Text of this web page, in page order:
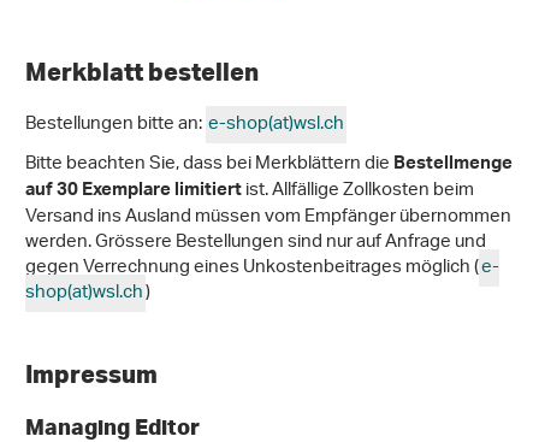
Merkblatt bestellen
Bestellungen bitte an:e-shop(at)wsl.ch
Bitte beachten Sie, dass bei Merkblättern dieBestellmenge
auf 30 Exemplare limitiertist. Allfällige Zollkosten beim
Versand ins Ausland müssen vom Empfänger übernommen
werden. Grössere Bestellungen sind nur auf Anfrage und
gegen Verrechnung eines Unkostenbeitrages möglich (e-
shop(at)wsl.ch)
Impressum
Managing Editor